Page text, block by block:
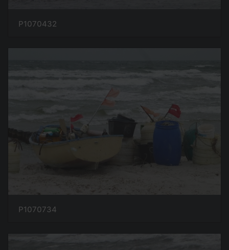
P1070432
P1070734